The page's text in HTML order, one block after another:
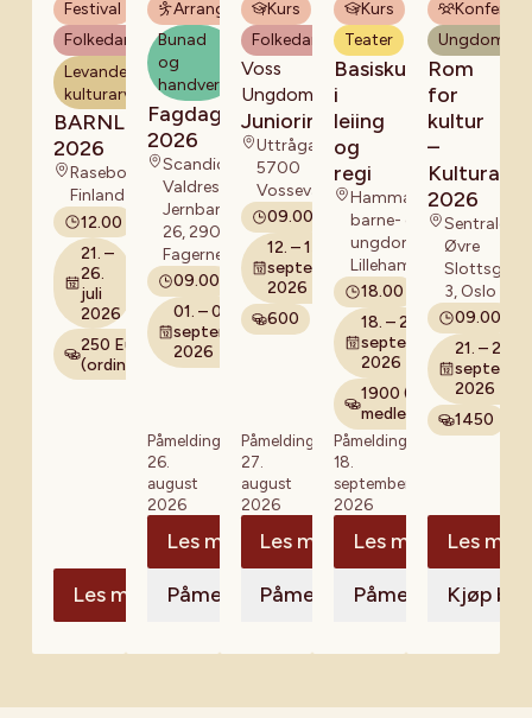
Yasmin
Alonzo
Ullestad (BUL
Oslo) og
Hallvard Blok
(BUL
Sarpsborg) på
Nordring i
Höllviken i
Sverige.
som
møteplassar for
kultur,
fellesskap og
frivilligheit, og
hadde som mål
å dele røynsler,
løfte felles
utfordringar og
drøfte korleis
organisasjonane
saman kan
påverke det
vidare arbeidet
med
rammevilkår.
Festival
Folkedans
Levande
kulturarv
BARNLEK
2026
Raseborg,
Finland
12.00
21. –
26.
juli
2026
250 Euro
(ordinær)
Les meir
Arrangement
Bunad
og
handverk
Fagdagane
2026
Scandic
Valdres,
Jernbanevegen
26, 2900
Fagernes
09.00
01. – 02.
september
2026
Påmeldingsfrist:
26.
august
2026
Les meir
Påmelding
Kurs
Folkedans
Voss
Ungdomslag
Juniorinstruktørkurs
Uttrågata 18,
5700
Vossevangen
09.00
12. – 13.
september
2026
600
Påmeldingsfrist:
27.
august
2026
Les meir
Påmelding
Kurs
Teater
Basiskurs
i
leiing
og
regi
Hammartun
barne- og
ungdomsskole,
Lillehammer
18.00
18. – 20.
september
2026
1900 (for
medlemmar)
Påmeldingsfrist:
18.
september
2026
Les meir
Påmelding
Rom
for
kultur
–
2026
Sentralen,
Øvre
Slottsgate
3, Oslo
09.00
21. – 22.
2026
1450
Les meir
Kjøp